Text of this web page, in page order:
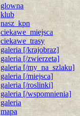
glowna
klub
nasz_kpn
ciekawe_miejsca
ciekawe_trasy
galeria [/krajobraz]
galeria [/zwierzeta]
galeria [/my_na_szlaku]
galeria [/miejsca]
galeria [/roslinki]
galeria [/wspomnienia]
galeria
mapa